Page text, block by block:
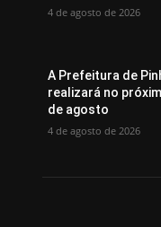
4 de agosto de 2026
A Prefeitura de
realizará no
de agosto
4 de agosto de 2026